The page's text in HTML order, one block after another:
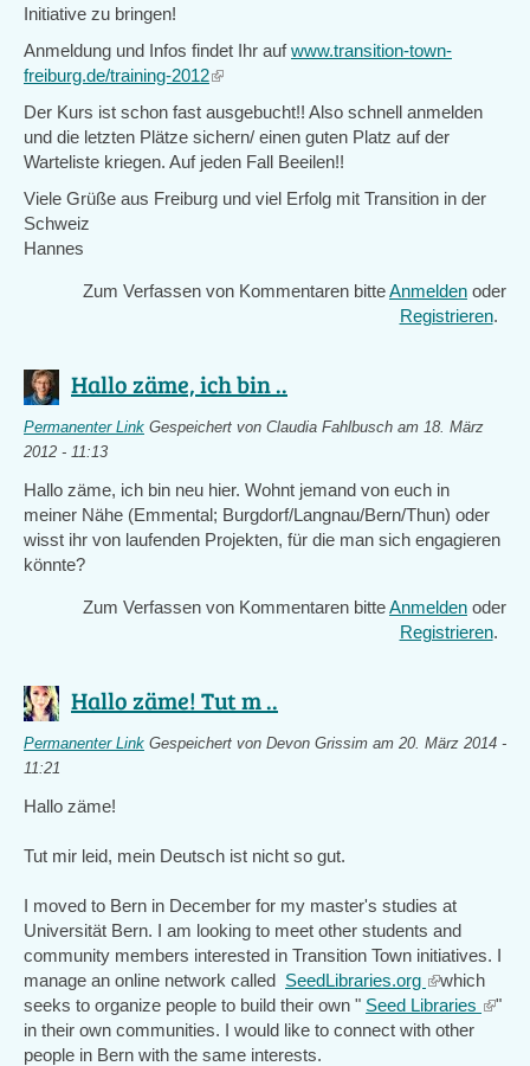
Initiative zu bringen!
Anmeldung und Infos findet Ihr aufwww.transition-town-
freiburg.de/training-2012(link
external)
Der Kurs ist schon fast ausgebucht!! Also schnell anmelden
und die letzten Plätze sichern/ einen guten Platz auf der
Warteliste kriegen. Auf jeden Fall Beeilen!!
Viele Grüße aus Freiburg und viel Erfolg mit Transition in der
Schweiz
Hannes
Zum Verfassen von Kommentaren bitteAnmelden oder
Registrieren.
Hallo zäme, ich bin ..
Permanenter Link Gespeichert von Claudia Fahlbusch am 18. März
2012 - 11:13
Hallo zäme, ich bin neu hier. Wohnt jemand von euch in
meiner Nähe (Emmental; Burgdorf/Langnau/Bern/Thun) oder
wisst ihr von laufenden Projekten, für die man sich engagieren
könnte?
Zum Verfassen von Kommentaren bitteAnmelden oder
Registrieren.
Hallo zäme! Tut m ..
Permanenter Link Gespeichert von Devon Grissim am 20. März 2014 -
11:21
Hallo zäme!
Tut mir leid, mein Deutsch ist nicht so gut.
I moved to Bern in December for my master's studies at
Universität Bern. I am looking to meet other students and
community members interested in Transition Town initiatives. I
manage an online network called SeedLibraries.org (link
is
external)
which
seeks to organize people to build their own " Seed Libraries (link
"
in their own communities. I would like to connect with other
people in Bern with the same interests.